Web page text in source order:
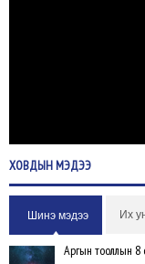
ХОВДЫНМЭДЭЭ
Шинэ мэдээ Их
Аргын тооллын 8